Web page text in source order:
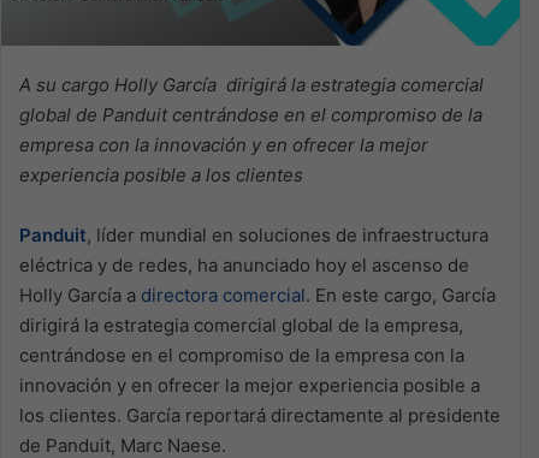
A su cargo Holly García dirigirá la estrategia comercial
global de Panduit centrándose en el compromiso de la
empresa con la innovación y en ofrecer la mejor
experiencia posible a los clientes
Panduit, líder mundial en soluciones de infraestructura
eléctrica y de redes, ha anunciado hoy el ascenso de
Holly García a directora comercial. En este cargo, García
dirigirá la estrategia comercial global de la empresa,
centrándose en el compromiso de la empresa con la
innovación y en ofrecer la mejor experiencia posible a
los clientes. García reportará directamente al presidente
de Panduit, Marc Naese.